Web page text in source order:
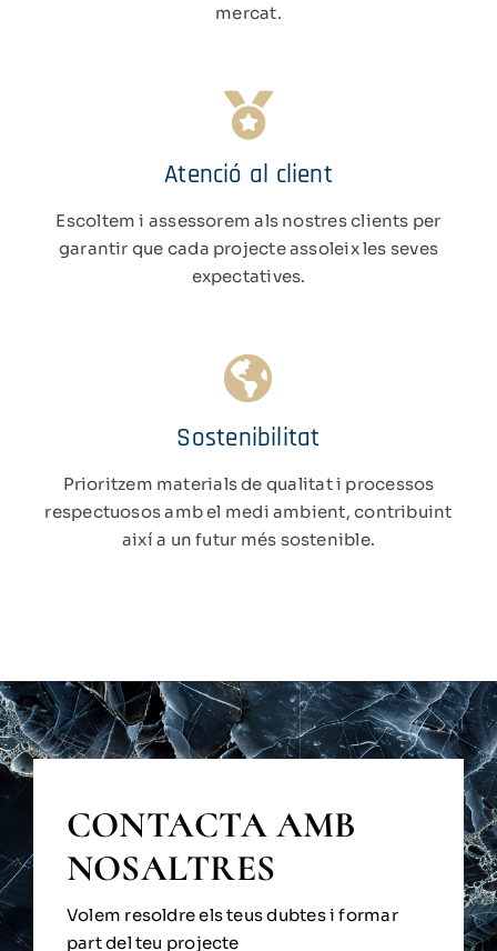
mercat.
Atenció al client
Escoltem i assessorem als nostres clients per
garantir que cada projecte assoleix les seves
expectatives.
Sostenibilitat
Prioritzem materials de qualitat i processos
respectuosos amb el medi ambient, contribuint
així a un futur més sostenible.
CONTACTA AMB
NOSALTRES
Volem resoldre els teus dubtes i formar
part del teu projecte